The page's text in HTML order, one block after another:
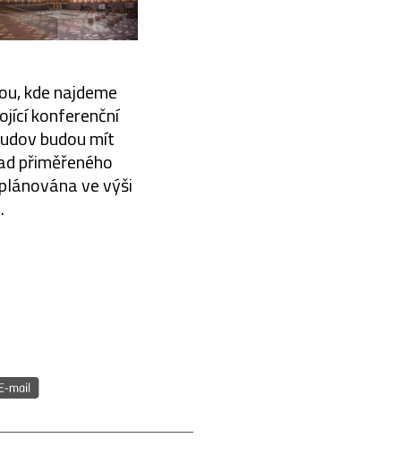
kde najdeme
konferenční
budou mít
přiměřeného
ve výši